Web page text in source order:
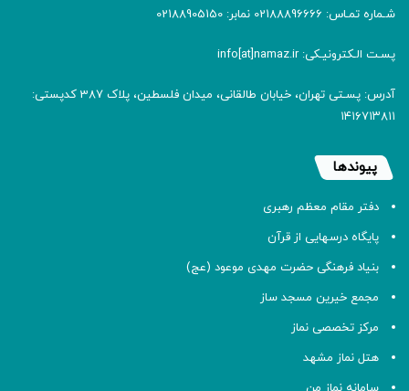
شـماره تمـاس: 02188896666 نمابر: 02188905150
پسـت الـکترونیـکی: info[at]namaz.ir
آدرس: پسـتی تهران، خیابان طالقانی، میدان فلسطین، پلاک 387 کدپستی:
۱۴۱۶۷۱۳۸۱۱
پیوندها
دفتر مقام معظم رهبری
پایگاه درسهایی از قرآن
بنیاد فرهنگی حضرت مهدی موعود (عج)
مجمع خیرین مسجد ساز
مرکز تخصصی نماز
هتل نماز مشهد